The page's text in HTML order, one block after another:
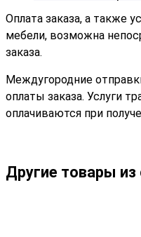
Оплата заказа, а также
мебели, возможна
заказа.
Междугородние
оплаты заказа. Услуги
оплачиваются при
Другие товары из